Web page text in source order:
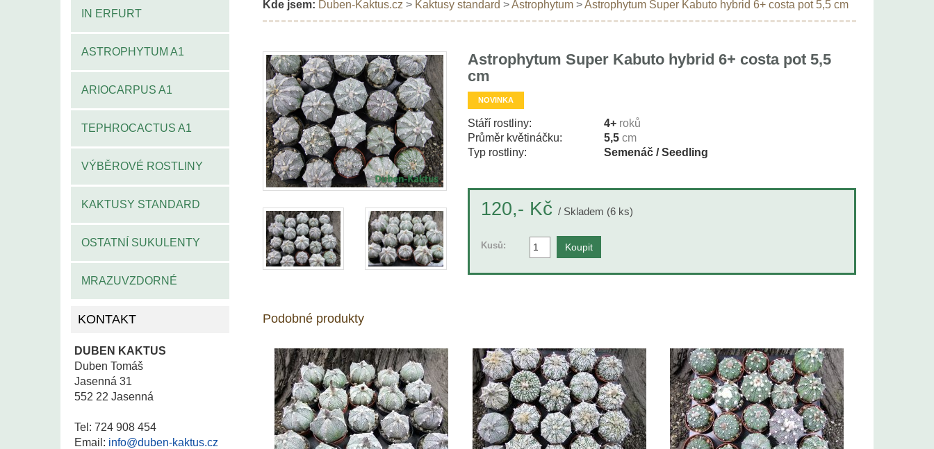
IN ERFURT
ASTROPHYTUM A1
ARIOCARPUS A1
TEPHROCACTUS A1
VÝBĚROVÉ ROSTLINY
KAKTUSY STANDARD
OSTATNÍ SUKULENTY
MRAZUVZDORNÉ
KONTAKT
DUBEN KAKTUS
Duben Tomáš
Jasenná 31
552 22 Jasenná
Tel: 724 908 454
Email: info@duben-kaktus.cz
Kde jsem: Duben-Kaktus.cz > Kaktusy standard >Astrophytum>Astrophytum Super Kabuto hybrid 6+ costa pot 5,5 cm
Astrophytum Super Kabuto hybrid 6+ costa pot 5,5
cm
NOVINKA
Stáří rostliny: 4+ roků
Průměr květináčku:
5,5 cm
Typ rostliny:
Semenáč / Seedling
120,- Kč / Skladem (6 ks)
Kusů:
Podobné produkty